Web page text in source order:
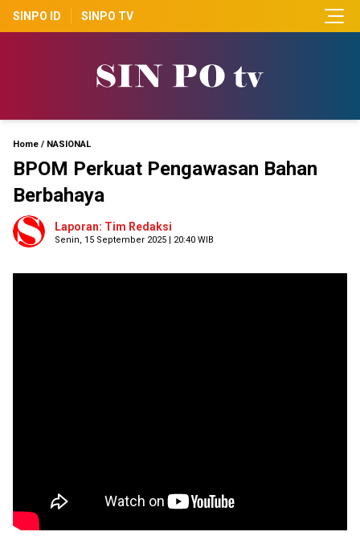
SINPO ID SINPO TV
Home / NASIONAL
BPOM Perkuat Pengawasan Bahan
Berbahaya
Laporan: Tim Redaksi
Senin, 15 September 2025 | 20:40 WIB